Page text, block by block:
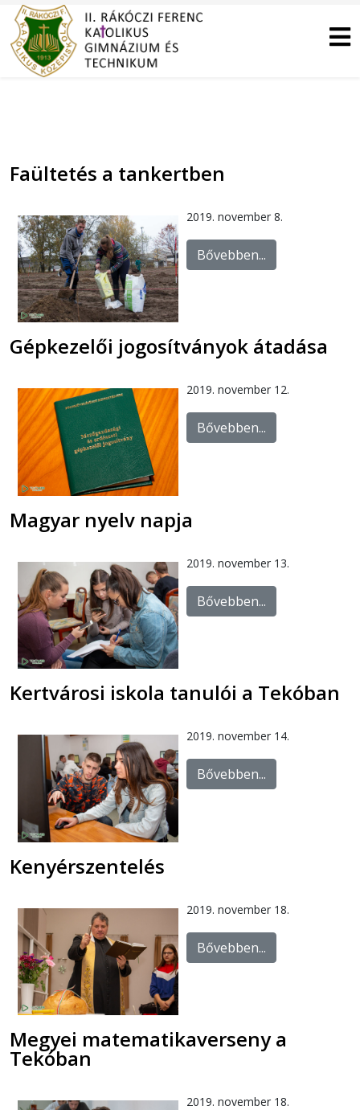
Faültetés a tankertben
2019. november 8.
Bővebben...
Gépkezelői jogosítványok átadása
2019. november 12.
Bővebben...
Magyar nyelv napja
2019. november 13.
Bővebben...
Kertvárosi iskola tanulói a Tekóban
2019. november 14.
Bővebben...
Kenyérszentelés
2019. november 18.
Bővebben...
Megyei matematikaverseny a
Tekóban
2019. november 18.